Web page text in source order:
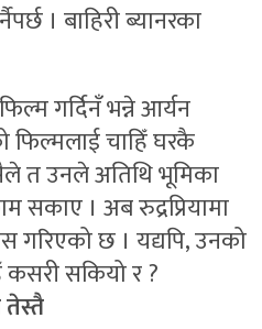
। बाहिरी ब्यानरका
गर्दिनँ भन्ने आर्यन
फिल्मलाई चाहिँ घरकै
त उनले अतिथि भूमिका
। अब रुद्रप्रियामा
गरिएको छ । यद्यपि, उनको
कसरी सकियो र ?
तेस्तै